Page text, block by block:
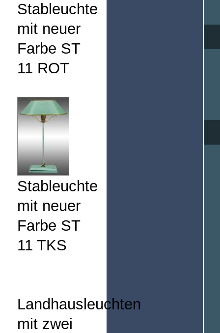
Stableuchte
mit neuer
Farbe ST
11 ROT
Stableuchte
mit neuer
Farbe ST
11 TKS
Landhausleuchten
mit zwei